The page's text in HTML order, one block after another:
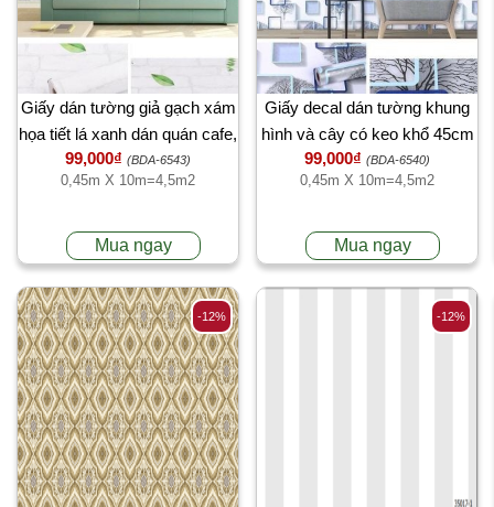
Giấy dán tường giả gạch xám
họa tiết lá xanh dán quán cafe,
trà sữa độc đáo tại TPHCM
99,000₫ (BDA-6543)
0,45m X 10m=4,5m2
Mua ngay
Giấy decal dán tường khung
hình và cây có keo khổ 45cm
x 10 mét
99,000₫ (BDA-6540)
0,45m X 10m=4,5m2
Mua ngay
-12% -12%